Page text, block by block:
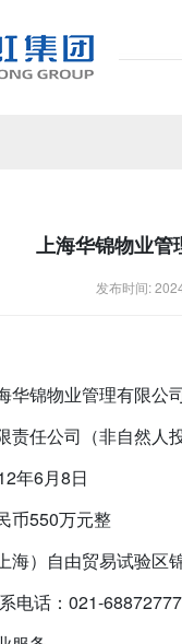
上海华锦物业管
发布时间:
华锦物业管理有限公
责任公司（非自然人
年6月8日
币550万元整
海）自由贸易试验区
电话：021-